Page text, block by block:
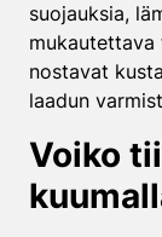
suojauksia,
nostavat
laadun
Voiko